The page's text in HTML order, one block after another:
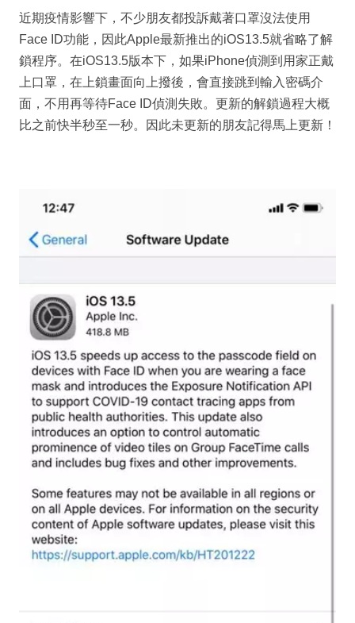
近期疫情影響下，不少朋友都投訴戴著口罩沒法使用
Face ID功能，因此Apple最新推出的iOS13.5就省略了解
鎖程序。在iOS13.5版本下，如果iPhone偵測到用家正戴
上口罩，在上鎖畫面向上撥後，會直接跳到輸入密碼介
面，不用再等待Face ID偵測失敗。更新的解鎖過程大概
比之前快半秒至一秒。因此未更新的朋友記得馬上更新！